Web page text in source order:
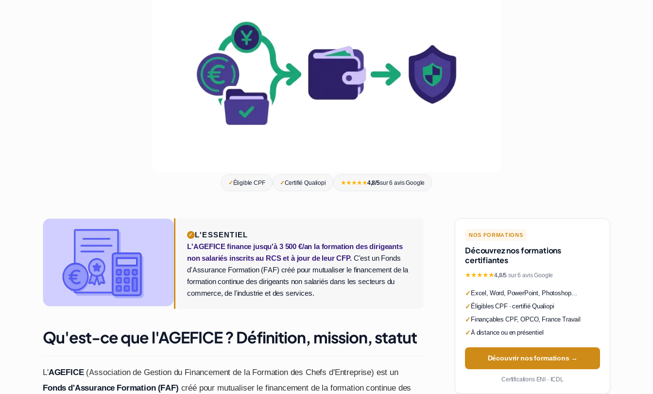
✓Éligible CPF ✓Certifié Qualiopi ★★★★★4,8/5sur 6 avis Google
L'ESSENTIEL
L'AGEFICE finance jusqu'à 3 500 €/an la formation des dirigeants
non salariés inscrits au RCS et à jour de leur CFP.C'est un Fonds
d'Assurance Formation (FAF) créé pour mutualiser le financement de la
formation continue des dirigeants non salariés dans les secteurs du
commerce, de l'industrie et des services.
Qu'est-ce que l'AGEFICE ? Définition, mission, statut
L'AGEFICE(Association de Gestion du Financement de la Formation des Chefs d'Entreprise) est un
Fonds d'Assurance Formation (FAF) créé pour mutualiser le financement de la formation continue des
NOS FORMATIONS
Découvrez nos formations
certifiantes
★★★★★4,8/5sur 6 avis Google
Excel, Word, PowerPoint, Photoshop…
Éligibles CPF · certifié Qualiopi
Finançables CPF, OPCO, France Travail
À distance ou en présentiel
Découvrir nos formations →
Certifications ENI · ICDL